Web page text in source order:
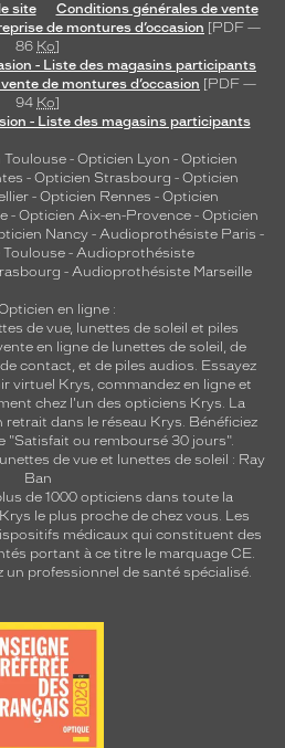
site
Conditions générales de vente
de montures d’occasion [PDF —
86 Ko]
- Liste des magasins participants
de montures d’occasion [PDF —
94 Ko]
- Liste des magasins participants
Toulouse- Opticien Lyon - Opticien
- Opticien Strasbourg - Opticien
- Opticien Rennes - Opticien
- Opticien Aix-en-Provence - Opticien
Nancy - Audioprothésiste Paris -
- Audioprothésiste
- Audioprothésiste Marseille
en ligne :
de vue, lunettes de soleil et piles
en ligne de lunettes de soleil, de
contact, et de piles audios. Essayez
virtuel Krys, commandez en ligne et
chez l'un des opticiens Krys. La
retrait dans le réseau Krys. Bénéficiez
"Satisfait ou remboursé 30 jours".
de vue et lunettes de soleil : Ray
Ban
de 1000 opticiens dans toute la
le plus proche de chez vous. Les
médicaux qui constituent des
portant à ce titre le marquage CE.
un professionnel de santé spécialisé.